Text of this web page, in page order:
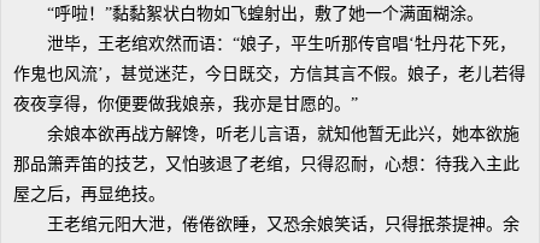
“呼啦！”黏黏絮状白物如飞蝗射出，敷了她一个满面糊涂。
泄毕，王老绾欢然而语：“娘子，平生听那传官唱‘牡丹花下死，
作鬼也风流’，甚觉迷茫，今日既交，方信其言不假。娘子，老儿若得
夜夜享得，你便要做我娘亲，我亦是甘愿的。”
余娘本欲再战方解馋，听老儿言语，就知他暂无此兴，她本欲施
那品箫弄笛的技艺，又怕骇退了老绾，只得忍耐，心想：待我入主此
屋之后，再显绝技。
王老绾元阳大泄，倦倦欲睡，又恐余娘笑话，只得抿茶提神。余